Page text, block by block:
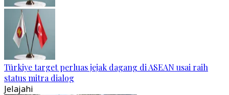
Türkiye target perluas jejak dagang di ASEAN usai raih
status mitra dialog
Jelajahi